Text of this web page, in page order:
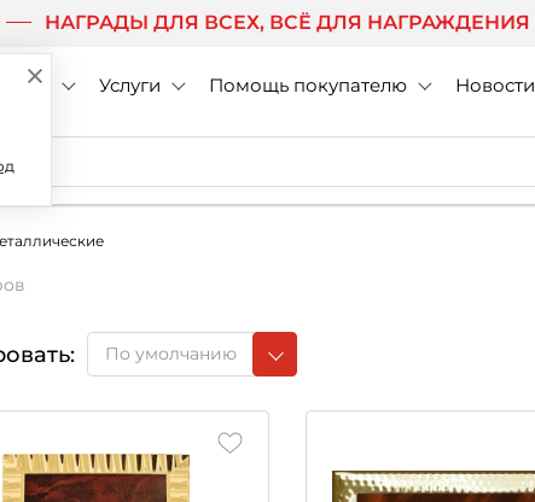
НАГРАДЫ ДЛЯ ВСЕХ, ВСЁ ДЛЯ НАГРАЖДЕНИЯ
Услуги Помощь покупателю Новости
По умолчанию